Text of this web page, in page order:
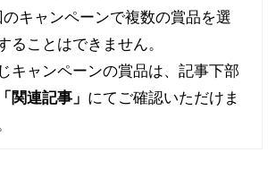
のキャンペーンで複数の賞品を選
ることはできません。
キャンペーンの賞品は、記事下部
「関連記事」 にてご確認いただけま